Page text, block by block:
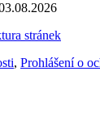
stránek
, Prohlášení o